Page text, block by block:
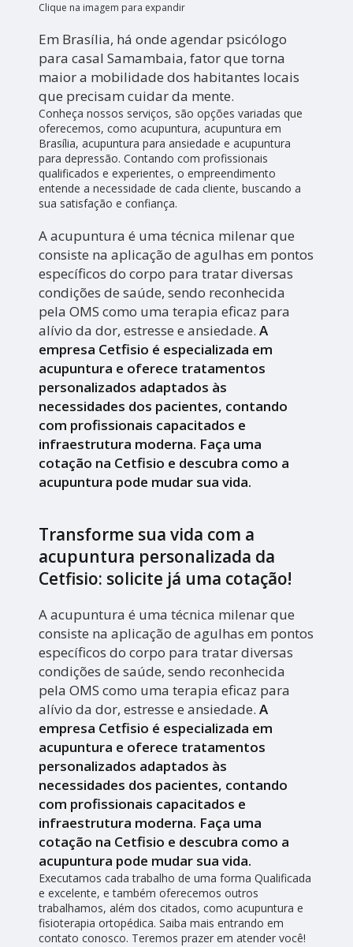
Clique na imagem para expandir
Em Brasília, há onde agendar psicólogo
para casal Samambaia, fator que torna
maior a mobilidade dos habitantes locais
que precisam cuidar da mente.
Conheça nossos serviços, são opções variadas que
oferecemos, como acupuntura, acupuntura em
Brasília, acupuntura para ansiedade e acupuntura
para depressão. Contando com profissionais
qualificados e experientes, o empreendimento
entende a necessidade de cada cliente, buscando a
sua satisfação e confiança.
A acupuntura é uma técnica milenar que
consiste na aplicação de agulhas em pontos
específicos do corpo para tratar diversas
condições de saúde, sendo reconhecida
pela OMS como uma terapia eficaz para
alívio da dor, estresse e ansiedade.A
empresa Cetfisio é especializada em
acupuntura e oferece tratamentos
personalizados adaptados às
necessidades dos pacientes, contando
com profissionais capacitados e
infraestrutura moderna. Faça uma
cotação na Cetfisio e descubra como a
acupuntura pode mudar sua vida.
Transforme sua vida com a
acupuntura personalizada da
Cetfisio: solicite já uma cotação!
A acupuntura é uma técnica milenar que
consiste na aplicação de agulhas em pontos
específicos do corpo para tratar diversas
condições de saúde, sendo reconhecida
pela OMS como uma terapia eficaz para
alívio da dor, estresse e ansiedade.A
empresa Cetfisio é especializada em
acupuntura e oferece tratamentos
personalizados adaptados às
necessidades dos pacientes, contando
com profissionais capacitados e
infraestrutura moderna. Faça uma
cotação na Cetfisio e descubra como a
acupuntura pode mudar sua vida.
Executamos cada trabalho de uma forma Qualificada
e excelente, e também oferecemos outros
trabalhamos, além dos citados, como acupuntura e
fisioterapia ortopédica. Saiba mais entrando em
contato conosco. Teremos prazer em atender você!